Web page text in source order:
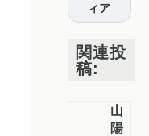
ィア
関連投
稿:
山
陽